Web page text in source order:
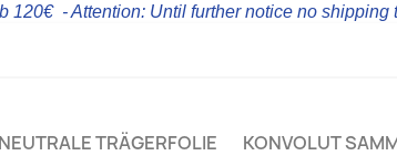
120€ - Attention: Until further notice no shipping
NEUTRALE TRÄGERFOLIE KONVOLUT